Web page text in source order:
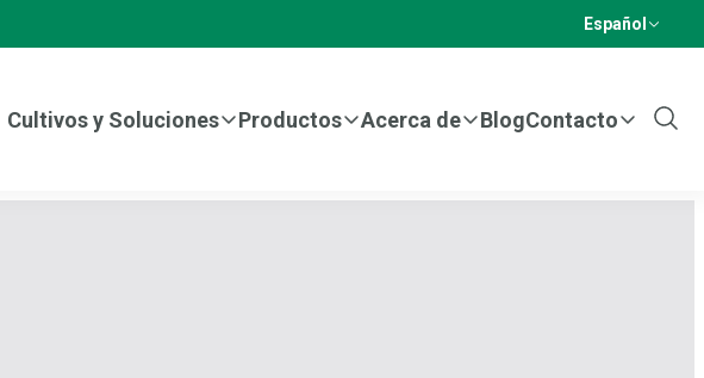
Español
Cultivos y Soluciones Productos Acerca de BlogContacto
Show